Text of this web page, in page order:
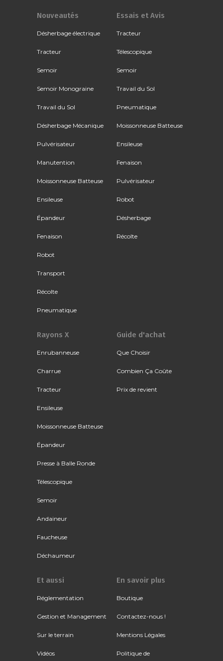
Nouveautés
Désherbage électrique
Tracteur
Semoir
Semoir Monograine
Travail du Sol
Désherbage Mécanique
Pulvérisateur
Manutention
Moissonneuse Batteuse
Ensileuse
Épandeur
Fenaison
Robot
Transport
Récolte
Pneumatique
Essais et Avis
Tracteur
Télescopique
Semoir
Travail du Sol
Pneumatique
Moissonneuse Batteuse
Ensileuse
Fenaison
Pulvérisateur
Robot
Désherbage
Récolte
Rayons X
Enrubanneuse
Charrue
Tracteur
Ensileuse
Moissonneuse Batteuse
Épandeur
Presse à Balle Ronde
Télescopique
Semoir
Andaineur
Faucheuse
Déchaumeur
Guide d'achat
Que Choisir
Combien Ça Coûte
Prix de revient
Et aussi
Réglementation
Gestion et Management
Sur le terrain
Vidéos
En savoir plus
Boutique
Contactez-nous !
Mentions Légales
Politique de